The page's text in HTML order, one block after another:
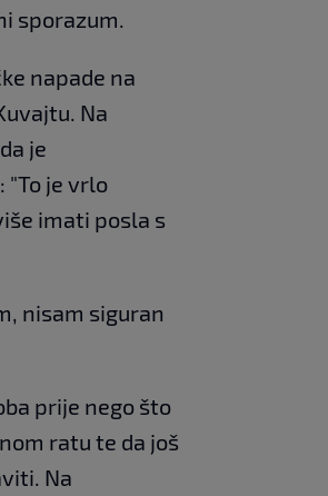
sporazum.
napade na
Na
je
"To je vrlo
imati posla s
nisam siguran
prije nego što
ratu te da još
Na